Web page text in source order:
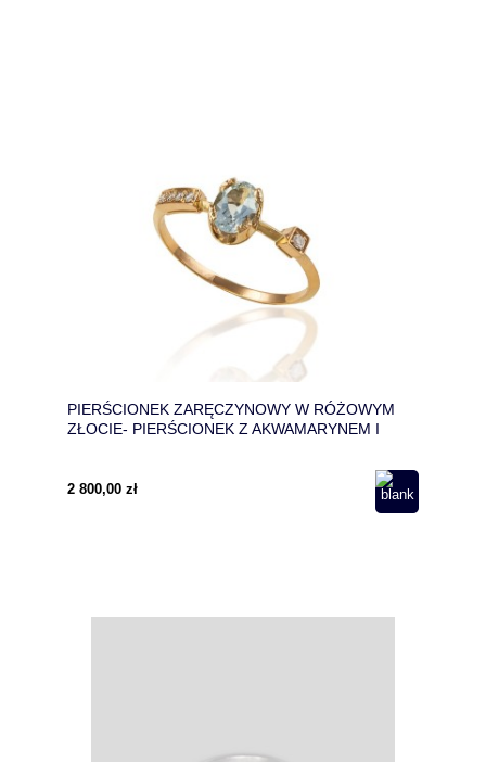
PIERŚCIONEK ZARĘCZYNOWY W RÓŻOWYM
ZŁOCIE- PIERŚCIONEK Z AKWAMARYNEM I
2 800,00 zł